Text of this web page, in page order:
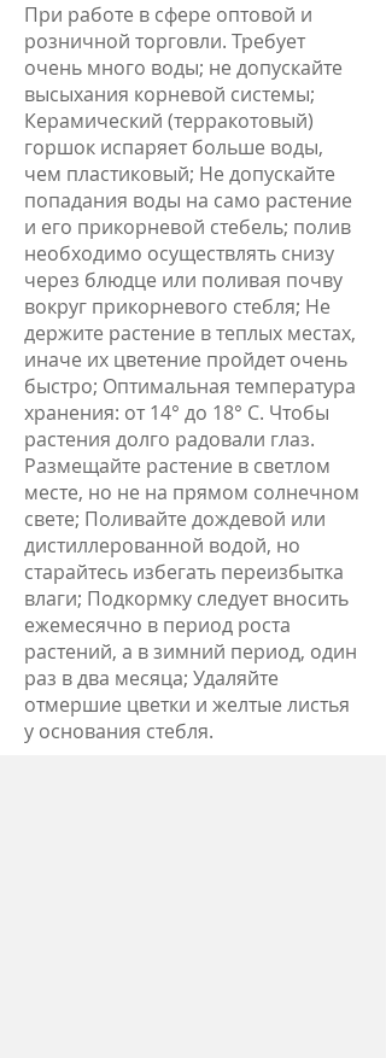
При работе в сфере оптовой и
розничной торговли. Требует
очень много воды; не допускайте
высыхания корневой системы;
Керамический (терракотовый)
горшок испаряет больше воды,
чем пластиковый; Не допускайте
попадания воды на само растение
и его прикорневой стебель; полив
необходимо осуществлять снизу
через блюдце или поливая почву
вокруг прикорневого стебля; Не
держите растение в теплых местах,
иначе их цветение пройдет очень
быстро; Оптимальная температура
хранения: от 14° до 18° С. Чтобы
растения долго радовали глаз.
Размещайте растение в светлом
месте, но не на прямом солнечном
свете; Поливайте дождевой или
дистиллерованной водой, но
старайтесь избегать переизбытка
влаги; Подкормку следует вносить
ежемесячно в период роста
растений, а в зимний период, один
раз в два месяца; Удаляйте
отмершие цветки и желтые листья
у основания стебля.